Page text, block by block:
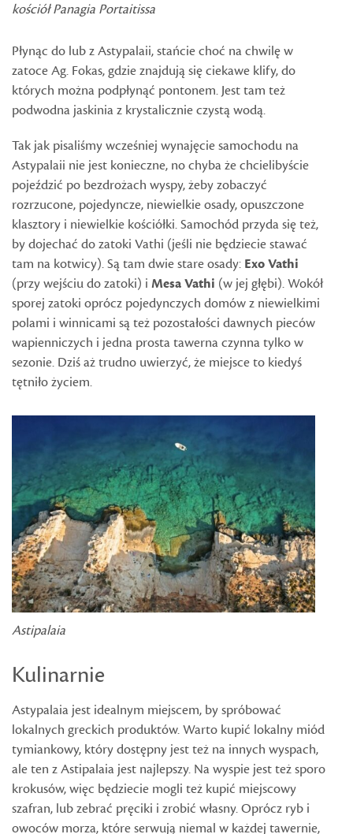
kościół Panagia Portaitissa
Płynąc do lub z Astypalaii, stańcie choć na chwilę w
zatoce Ag. Fokas, gdzie znajdują się ciekawe klify, do
których można podpłynąć pontonem. Jest tam też
podwodna jaskinia z krystalicznie czystą wodą.
Tak jak pisaliśmy wcześniej wynajęcie samochodu na
Astypalaii nie jest konieczne, no chyba że chcielibyście
pojeździć po bezdrożach wyspy, żeby zobaczyć
rozrzucone, pojedyncze, niewielkie osady, opuszczone
klasztory i niewielkie kościółki. Samochód przyda się też,
by dojechać do zatoki Vathi (jeśli nie będziecie stawać
tam na kotwicy). Są tam dwie stare osady: Exo Vathi
(przy wejściu do zatoki) i Mesa Vathi (w jej głębi). Wokół
sporej zatoki oprócz pojedynczych domów z niewielkimi
polami i winnicami są też pozostałości dawnych pieców
wapienniczych i jedna prosta tawerna czynna tylko w
sezonie. Dziś aż trudno uwierzyć, że miejsce to kiedyś
tętniło życiem.
Astipalaia
Kulinarnie
Astypalaia jest idealnym miejscem, by spróbować
lokalnych greckich produktów. Warto kupić lokalny miód
tymiankowy, który dostępny jest też na innych wyspach,
ale ten z Astipalaia jest najlepszy. Na wyspie jest też sporo
krokusów, więc będziecie mogli też kupić miejscowy
szafran, lub zebrać pręciki i zrobić własny. Oprócz ryb i
owoców morza, które serwują niemal w każdej tawernie,